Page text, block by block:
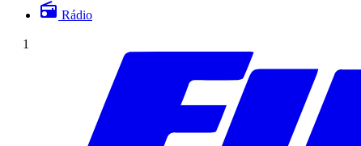
Rádio
1